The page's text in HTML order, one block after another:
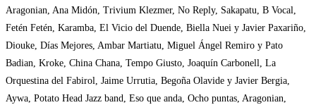
Aragonian, Ana Midón, Trivium Klezmer, No Reply, Sakapatu, B Vocal,
Fetén Fetén, Karamba, El Vicio del Duende, Biella Nuei y Javier Paxariño,
Diouke, Días Mejores, Ambar Martiatu, Miguel Ángel Remiro y Pato
Badian, Kroke, China Chana, Tempo Giusto, Joaquín Carbonell, La
Orquestina del Fabirol, Jaime Urrutia, Begoña Olavide y Javier Bergia,
Aywa, Potato Head Jazz band, Eso que anda, Ocho puntas, Aragonian,